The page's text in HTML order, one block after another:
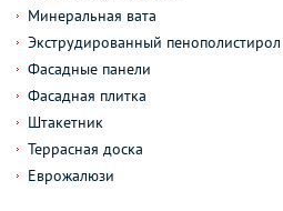
Минеральная вата
Экструдированный пенополистирол
Фасадные панели
Фасадная плитка
Штакетник
Террасная доска
Еврожалюзи